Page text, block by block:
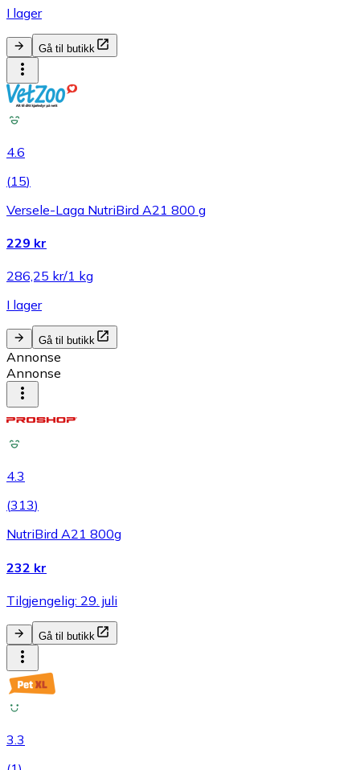
I lager
Gå til butikk
4.6
(15)
Versele-Laga NutriBird A21 800 g
229 kr
286,25 kr/1 kg
I lager
Gå til butikk
Annonse
Annonse
4.3
(313)
NutriBird A21 800g
232 kr
Tilgjengelig: 29. juli
Gå til butikk
3.3